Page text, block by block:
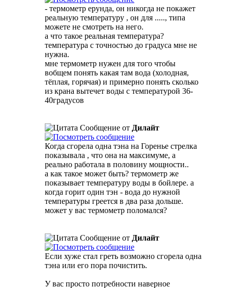
- термометр ерунда, он никогда не покажет
реальную температуру , он для ....., типа
можете не смотреть на него.
а что такое реальная температура?
температура с точностью до градуса мне не
нужна.
мне термометр нужен для того чтобы
вобщем понять какая там вода (холодная,
тёплая, горячая) и примерно понять сколько
из крана вытечет воды с температурой 36-
40градусов
Сообщение от Дилайт
Когда сгорела одна тэна на Горенье стрелка
показывала , что она на максимуме, а
реально работала в половину мощности..
а как такое может быть? термометр же
показывает температуру воды в бойлере. а
когда горит один тэн - вода до нужной
температуры греется в два раза дольше.
может у вас термометр поломался?
Сообщение от Дилайт
Если хуже стал греть возможно сгорела одна
тэна или его пора почистить.
У вас просто потребности наверное